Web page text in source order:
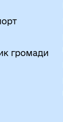
громади